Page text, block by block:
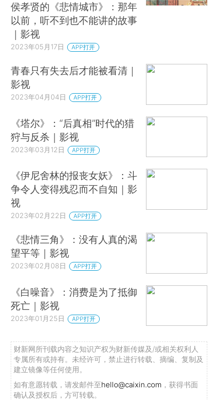
侯孝贤的《悲情城市》：那年
以前，听不到也不能讲的故事
｜影视
2023年05月17日 APP打开
青春只有失去后才能被看清｜
影视
2023年04月04日 APP打开
《塔尔》：“后真相”时代的猎
狩与反杀｜影视
2023年03月12日 APP打开
《伊尼舍林的报丧女妖》：斗
争令人变得残忍而不自知｜影
视
2023年02月22日 APP打开
《悲情三角》：没有人真的渴
望平等｜影视
2023年02月08日 APP打开
《白噪音》：消费是为了抵御
死亡｜影视
2023年01月25日 APP打开
财新网所刊载内容之知识产权为财新传媒及/或相关权利人
专属所有或持有。未经许可，禁止进行转载、摘编、复制及
建立镜像等任何使用。
如有意愿转载，请发邮件至hello@caixin.com ，获得书面
确认及授权后，方可转载。